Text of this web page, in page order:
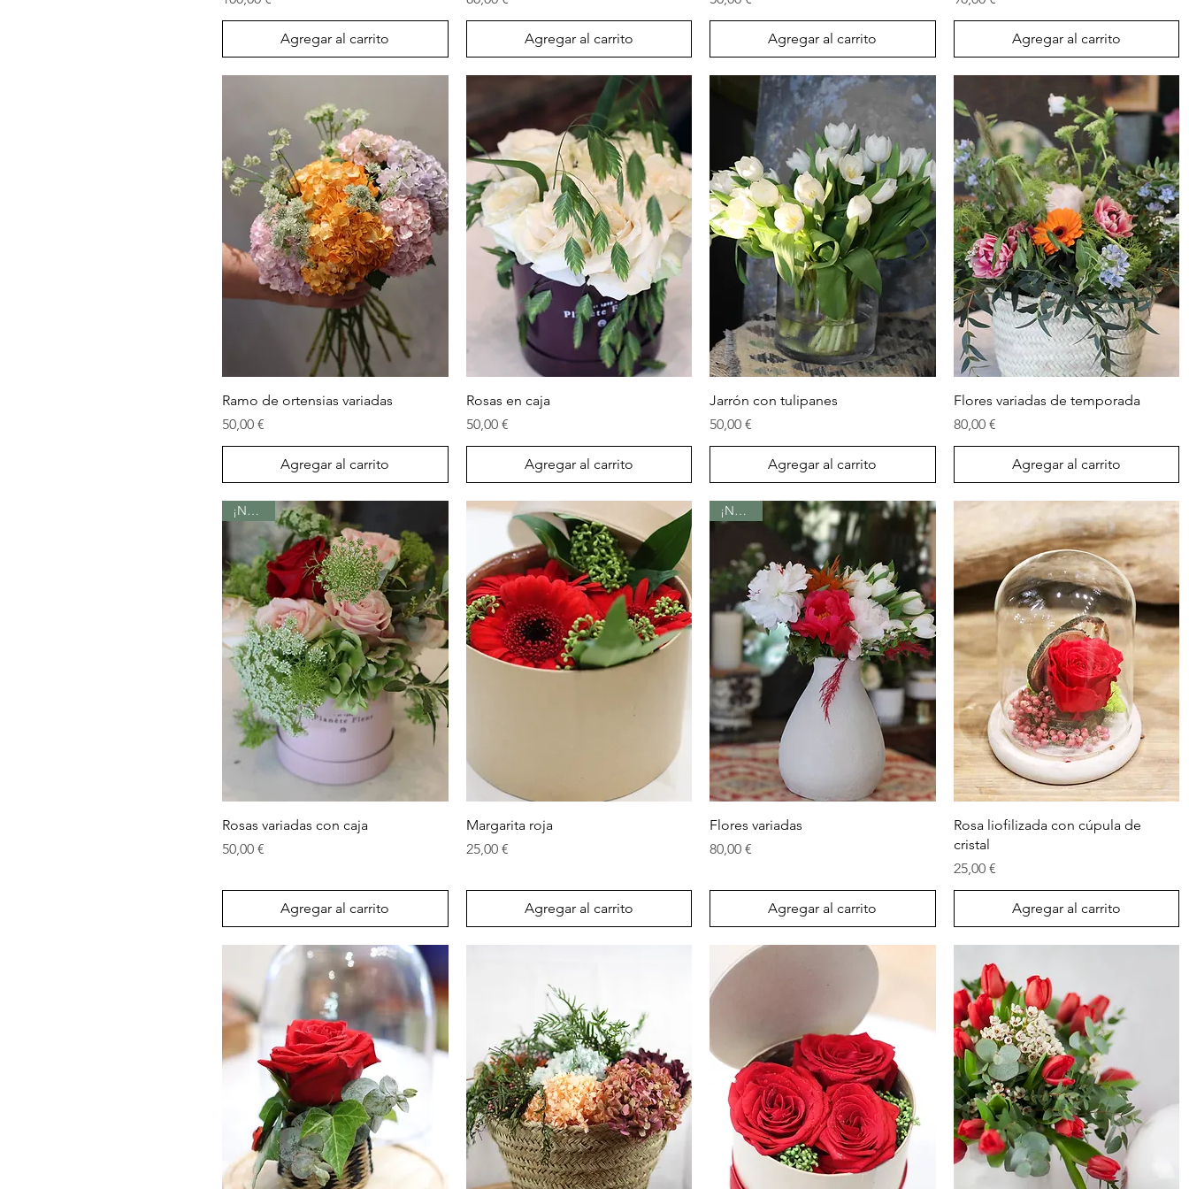
Agregar al carrito Agregar al carrito Agregar al carrito Agregar al carrito
Vista rápida
Ramo de ortensias variadas
Precio
50,00 €
Agregar al carrito
Vista rápida
Rosas en caja
Precio
50,00 €
Agregar al carrito
Vista rápida
Jarrón con tulipanes
Precio
50,00 €
Agregar al carrito
Vista rápida
Flores variadas de temporada
Precio
80,00 €
Agregar al carrito
Vista rápida
¡Nuevo!
Rosas variadas con caja
Precio
50,00 €
Agregar al carrito
Vista rápida
Margarita roja
Precio
25,00 €
Agregar al carrito
Vista rápida
¡Nuevo!
Flores variadas
Precio
80,00 €
Agregar al carrito
Vista rápida
Rosa liofilizada con cúpula de
cristal
Precio
25,00 €
Agregar al carrito